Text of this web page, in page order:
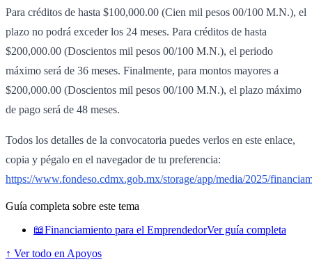
Para créditos de hasta $100,000.00 (Cien mil pesos 00/100 M.N.), el
plazo no podrá exceder los 24 meses. Para créditos de hasta
$200,000.00 (Doscientos mil pesos 00/100 M.N.), el periodo
máximo será de 36 meses. Finalmente, para montos mayores a
$200,000.00 (Doscientos mil pesos 00/100 M.N.), el plazo máximo
de pago será de 48 meses.
Todos los detalles de la convocatoria puedes verlos en este enlace,
copia y pégalo en el navegador de tu preferencia:
https://www.fondeso.cdmx.gob.mx/storage/app/media/2025/
Guía completa sobre este tema
📖Financiamiento para el EmprendedorVer guía completa
↑ Ver todo en Apoyos